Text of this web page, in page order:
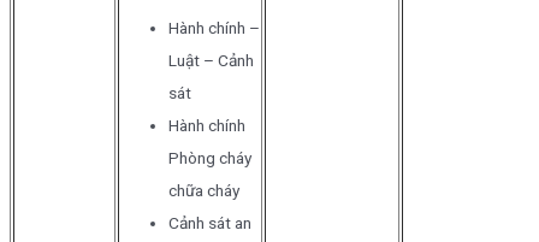
Hành chính –
Luật – Cảnh
sát
Hành chính
Phòng cháy
chữa cháy
Cảnh sát an